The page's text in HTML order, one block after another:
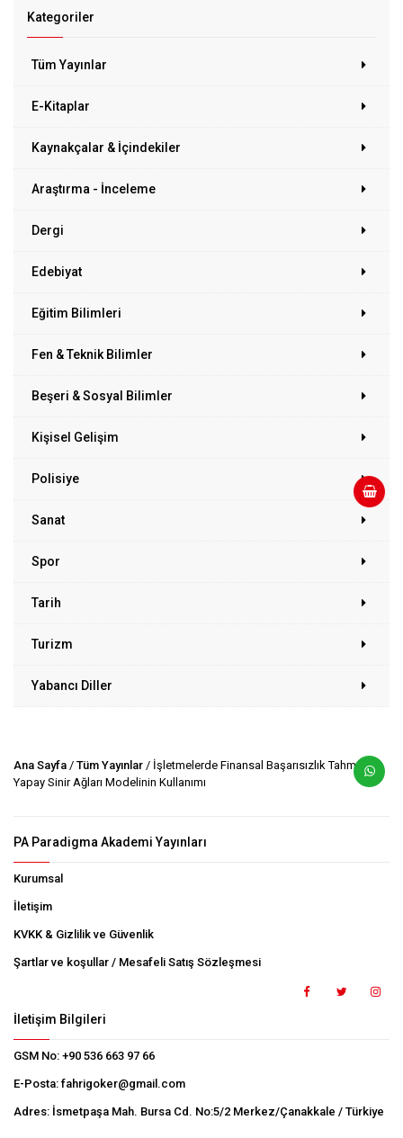
Kategoriler
Tüm Yayınlar
E-Kitaplar
Kaynakçalar & İçindekiler
Araştırma - İnceleme
Dergi
Edebiyat
Eğitim Bilimleri
Fen & Teknik Bilimler
Beşeri & Sosyal Bilimler
Kişisel Gelişim
Polisiye
Sanat
Spor
Tarih
Turizm
Yabancı Diller
Ana Sayfa / Tüm Yayınlar / İşletmelerde Finansal Başarısızlık Tahmini ve
Yapay Sinir Ağları Modelinin Kullanımı
PA Paradigma Akademi Yayınları
Kurumsal
İletişim
KVKK & Gizlilik ve Güvenlik
Şartlar ve koşullar / Mesafeli Satış Sözleşmesi
İletişim Bilgileri
GSM No: +90 536 663 97 66
E-Posta: fahrigoker@gmail.com
Adres: İsmetpaşa Mah. Bursa Cd. No:5/2 Merkez/Çanakkale / Türkiye